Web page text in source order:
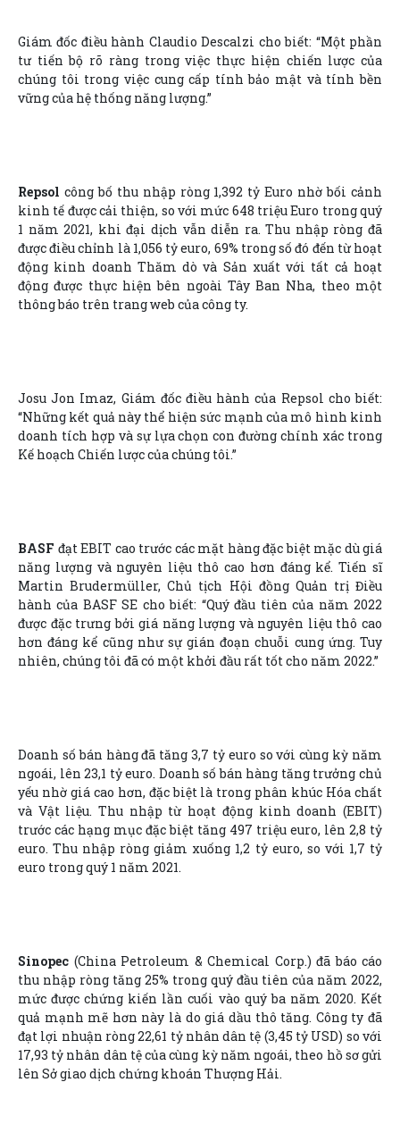
Giám đốc điều hành Claudio Descalzi cho biết: “Một phần
tư tiến bộ rõ ràng trong việc thực hiện chiến lược của
chúng tôi trong việc cung cấp tính bảo mật và tính bền
vững của hệ thống năng lượng.”
Repsol công bố thu nhập ròng 1,392 tỷ Euro nhờ bối cảnh
kinh tế được cải thiện, so với mức 648 triệu Euro trong quý
1 năm 2021, khi đại dịch vẫn diễn ra. Thu nhập ròng đã
được điều chỉnh là 1,056 tỷ euro, 69% trong số đó đến từ hoạt
động kinh doanh Thăm dò và Sản xuất với tất cả hoạt
động được thực hiện bên ngoài Tây Ban Nha, theo một
thông báo trên trang web của công ty.
Josu Jon Imaz, Giám đốc điều hành của Repsol cho biết:
“Những kết quả này thể hiện sức mạnh của mô hình kinh
doanh tích hợp và sự lựa chọn con đường chính xác trong
Kế hoạch Chiến lược của chúng tôi.”
BASF đạt EBIT cao trước các mặt hàng đặc biệt mặc dù giá
năng lượng và nguyên liệu thô cao hơn đáng kể. Tiến sĩ
Martin Brudermüller, Chủ tịch Hội đồng Quản trị Điều
hành của BASF SE cho biết: “Quý đầu tiên của năm 2022
được đặc trưng bởi giá năng lượng và nguyên liệu thô cao
hơn đáng kể cũng như sự gián đoạn chuỗi cung ứng. Tuy
nhiên, chúng tôi đã có một khởi đầu rất tốt cho năm 2022.”
Doanh số bán hàng đã tăng 3,7 tỷ euro so với cùng kỳ năm
ngoái, lên 23,1 tỷ euro. Doanh số bán hàng tăng trưởng chủ
yếu nhờ giá cao hơn, đặc biệt là trong phân khúc Hóa chất
và Vật liệu. Thu nhập từ hoạt động kinh doanh (EBIT)
trước các hạng mục đặc biệt tăng 497 triệu euro, lên 2,8 tỷ
euro. Thu nhập ròng giảm xuống 1,2 tỷ euro, so với 1,7 tỷ
euro trong quý 1 năm 2021.
Sinopec (China Petroleum & Chemical Corp.) đã báo cáo
thu nhập ròng tăng 25% trong quý đầu tiên của năm 2022,
mức được chứng kiến lần cuối vào quý ba năm 2020. Kết
quả mạnh mẽ hơn này là do giá dầu thô tăng. Công ty đã
đạt lợi nhuận ròng 22,61 tỷ nhân dân tệ (3,45 tỷ USD) so với
17,93 tỷ nhân dân tệ của cùng kỳ năm ngoái, theo hồ sơ gửi
lên Sở giao dịch chứng khoán Thượng Hải.